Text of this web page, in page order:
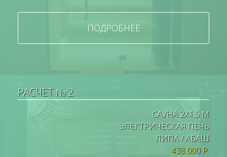
ПОДРОБНЕЕ
РАСЧЕТ № 2
САУНА 2Х1.5 М
ЭЛЕКТРИЧЕСКАЯ ПЕЧЬ
ЛИПА / АБАШ
438 000 Р.